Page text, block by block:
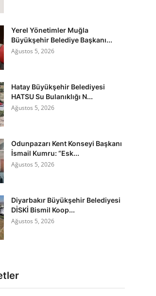
Yerel Yönetimler Muğla
Büyükşehir Belediye Başkanı...
Ağustos 5, 2026
Hatay Büyükşehir Belediyesi
HATSU Su Bulanıklığı N...
Ağustos 5, 2026
Odunpazarı Kent Konseyi Başkanı
İsmail Kumru: “Esk...
Ağustos 5, 2026
Diyarbakır Büyükşehir Belediyesi
DİSKİ Bismil Koop...
Ağustos 5, 2026